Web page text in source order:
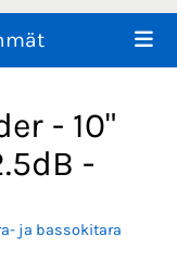
- 10"
-
ja bassokitara